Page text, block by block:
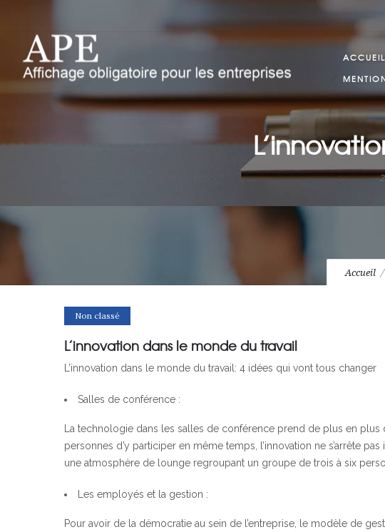
ACCUEIL
Accueil
Non classé
L’innovation dans le monde du travail
L’innovation dans le monde du travail: 4 idées qui vont tous changer
Salles de conférence :
La technologie dans les salles de conférence prend de plus en plus
personnes d’y participer en même temps, l’innovation ne s’arrête
une atmosphère de lounge regroupant un groupe de trois à six
Les employés et la gestion :
Pour avoir de la démocratie au sein de l’entreprise, le modèle de